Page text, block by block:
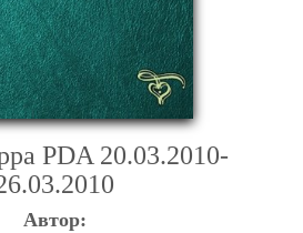
PDA 20.03.2010-
Автор: